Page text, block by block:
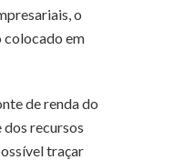
o
colocado em
de renda do
recursos
traçar